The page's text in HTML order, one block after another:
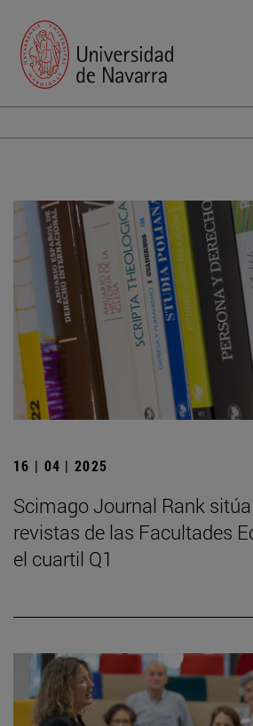
16 | 04 | 2025
Scimago Journal Rank
revistas de las Facultades
el cuartil Q1